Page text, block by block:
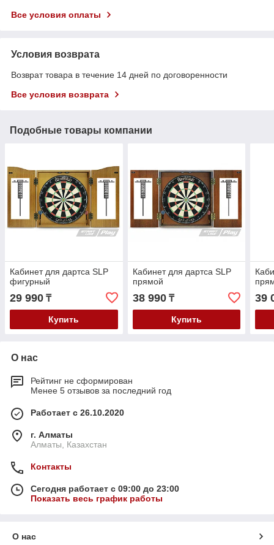
Все условия оплаты
Условия возврата
Возврат товара в течение 14 дней по договоренности
Все условия возврата
Подобные товары компании
Кабинет для дартса SLP
фигурный
29 990 ₸
Купить
Кабинет для дартса SLP
прямой
38 990₸
Купить
39
О нас
Рейтинг не сформирован
Менее 5 отзывов за последний год
Работает с 26.10.2020
г. Алматы
Алматы, Казахстан
Контакты
Сегодня работает с 09:00 до 23:00
Показать весь график работы
О нас